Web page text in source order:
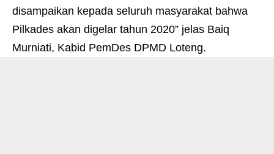
disampaikan kepada seluruh masyarakat bahwa
Pilkades akan digelar tahun 2020” jelas Baiq
Murniati, Kabid PemDes DPMD Loteng.